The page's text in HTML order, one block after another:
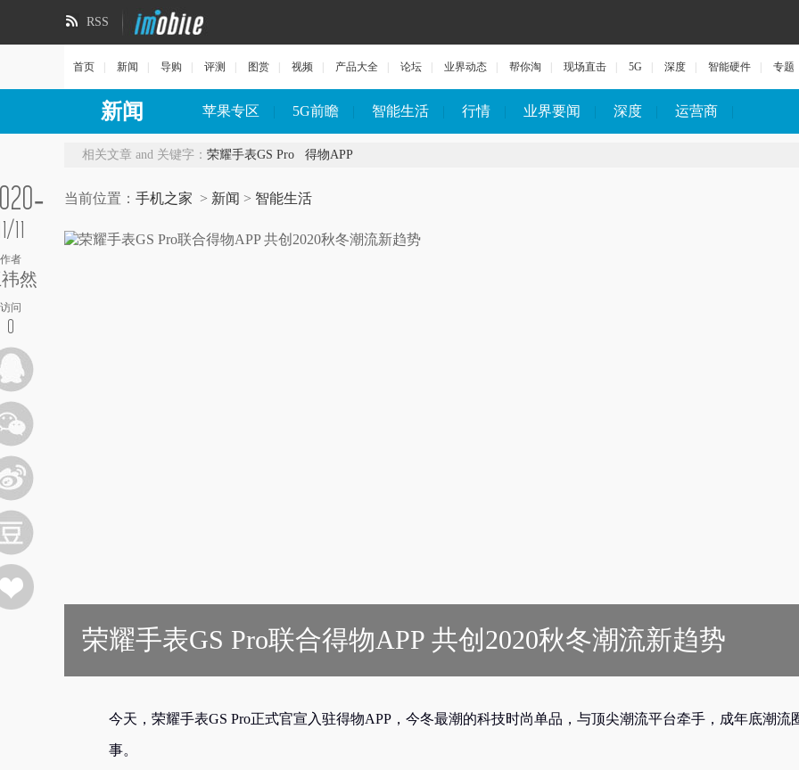
RSS
首页 新闻 导购 评测 图赏 视频 产品大全 论坛 业界动态 帮你淘 现场直击 5G 深度 智能硬件 专题
新闻 苹果专区 5G前瞻 智能生活 行情 业界要闻 深度 运营商
11
作者
然
访问
0
相关文章 and 关键字： 荣耀手表GS Pro 得物APP
当前位置： 手机之家 > 新闻 > 智能生活
荣耀手表GS Pro联合得物APP 共创2020秋冬潮流新趋势
今天，荣耀手表GS Pro正式官宣入驻得物APP，今冬最潮的科技时尚单品，与顶尖潮流平台牵手，成年底潮流
事。